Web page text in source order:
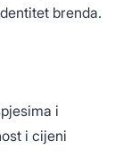
brenda.
i
i cijeni